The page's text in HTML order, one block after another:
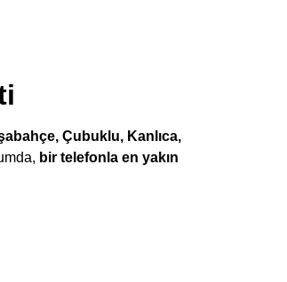
Çubuklu, Kanlıca,
bir telefonla en yakın